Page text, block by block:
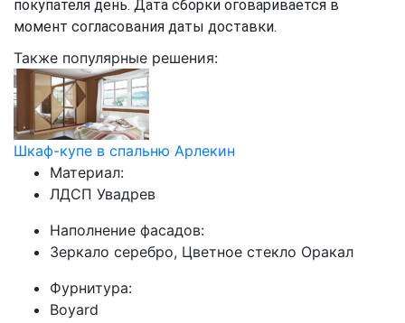
покупателя день. Дата сборки оговаривается в
момент согласования даты доставки.
Также популярные решения:
Шкаф-купе в спальню Арлекин
Материал:
ЛДСП Увадрев
Наполнение фасадов:
Зеркало серебро, Цветное стекло Оракал
Фурнитура:
Boyard